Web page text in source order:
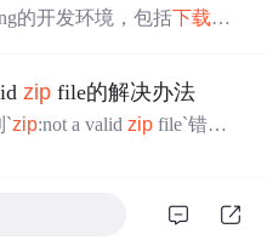
内容并写入 ZIP文件。此
的开发环境，包括下载安
和`fmt.Println`的基本用
zip file的解决办法
`zip:not a validzip file`错
mojocn/base64Captc
成功解决了问题。